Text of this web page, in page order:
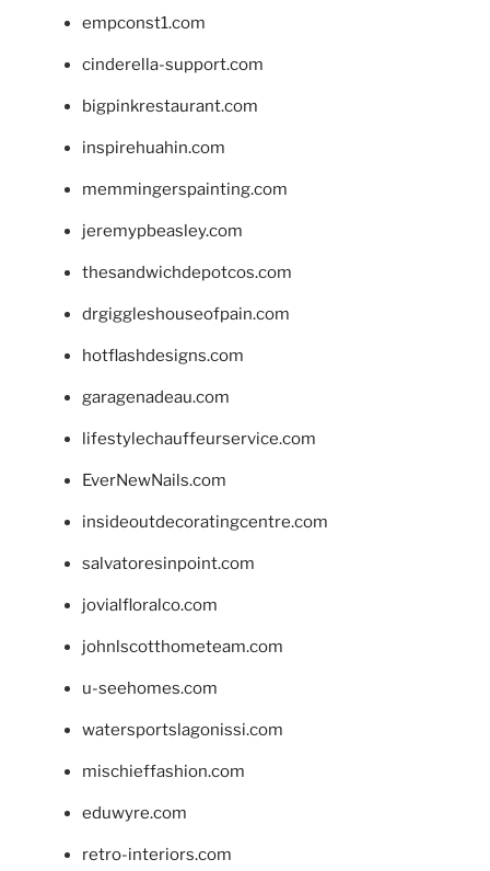
empconst1.com
cinderella-support.com
bigpinkrestaurant.com
inspirehuahin.com
memmingerspainting.com
jeremypbeasley.com
thesandwichdepotcos.com
drgiggleshouseofpain.com
hotflashdesigns.com
garagenadeau.com
lifestylechauffeurservice.com
EverNewNails.com
insideoutdecoratingcentre.com
salvatoresinpoint.com
jovialfloralco.com
johnlscotthometeam.com
u-seehomes.com
watersportslagonissi.com
mischieffashion.com
eduwyre.com
retro-interiors.com